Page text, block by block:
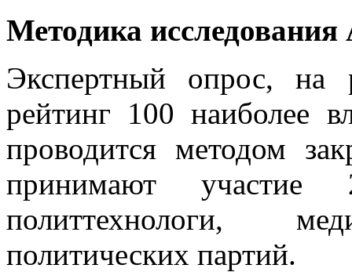
Методика
Экспертный опрос, на
рейтинг 100 наиболее
проводится методом
принимают участие
политтехнологи,
политических партий.